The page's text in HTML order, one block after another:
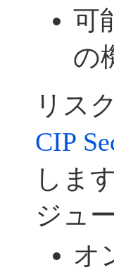
可
の
リス
CIP
しま
ジュ
オ